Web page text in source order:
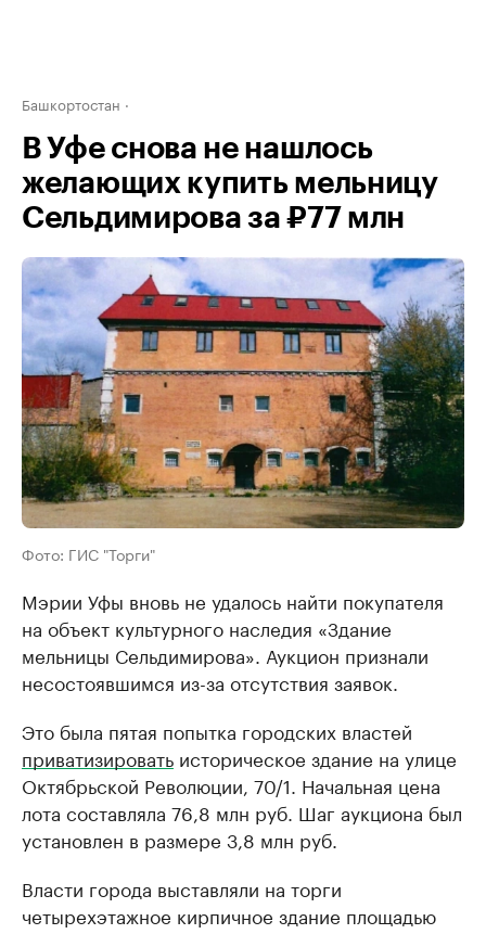
Башкортостан
В Уфе снова не нашлось
желающих купить мельницу
Сельдимирова за ₽77 млн
Фото: ГИС "Торги"
Мэрии Уфы вновь не удалось найти покупателя
на объект культурного наследия «Здание
мельницы Сельдимирова». Аукцион признали
несостоявшимся из-за отсутствия заявок.
Это была пятая попытка городских властей
приватизировать историческое здание на улице
Октябрьской Революции, 70/1. Начальная цена
лота составляла 76,8 млн руб. Шаг аукциона был
установлен в размере 3,8 млн руб.
Власти города выставляли на торги
четырехэтажное кирпичное здание площадью